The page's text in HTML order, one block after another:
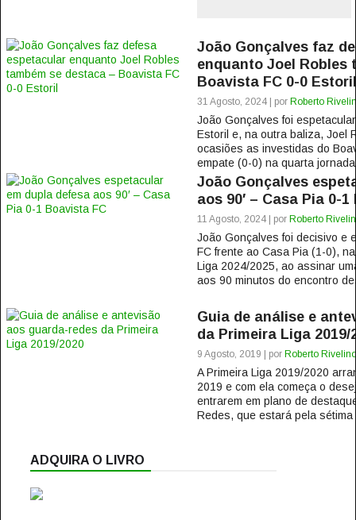
João Gonçalves faz
enquanto Joel Robles
Boavista FC 0-0 Estoril
31 Agosto, 2024 | por Roberto
João Gonçalves foi
Estoril e, na outra baliza, Joel
ocasiões as investidas do
empate (0-0) na quarta
João Gonçalves
aos 90′ – Casa Pia 0-
11 Agosto, 2024 | por Roberto
João Gonçalves foi decisivo e
FC frente ao Casa Pia (1-0),
Liga 2024/2025, ao assinar
aos 90 minutos do encontro
Guia de análise e
da Primeira Liga 2019/
9 Agosto, 2019 | por Roberto Rivelino
A Primeira Liga 2019/2020
2019 e com ela começa o
entrarem em plano de
Redes, que estará pela
ADQUIRA O LIVRO